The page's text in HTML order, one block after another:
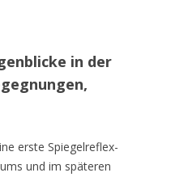
in der
erste Spiegelreflex-
und im späteren